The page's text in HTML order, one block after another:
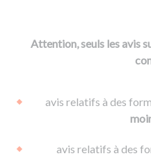
Attention, seuls les avis
avis relatifs à des
avis relatifs à des